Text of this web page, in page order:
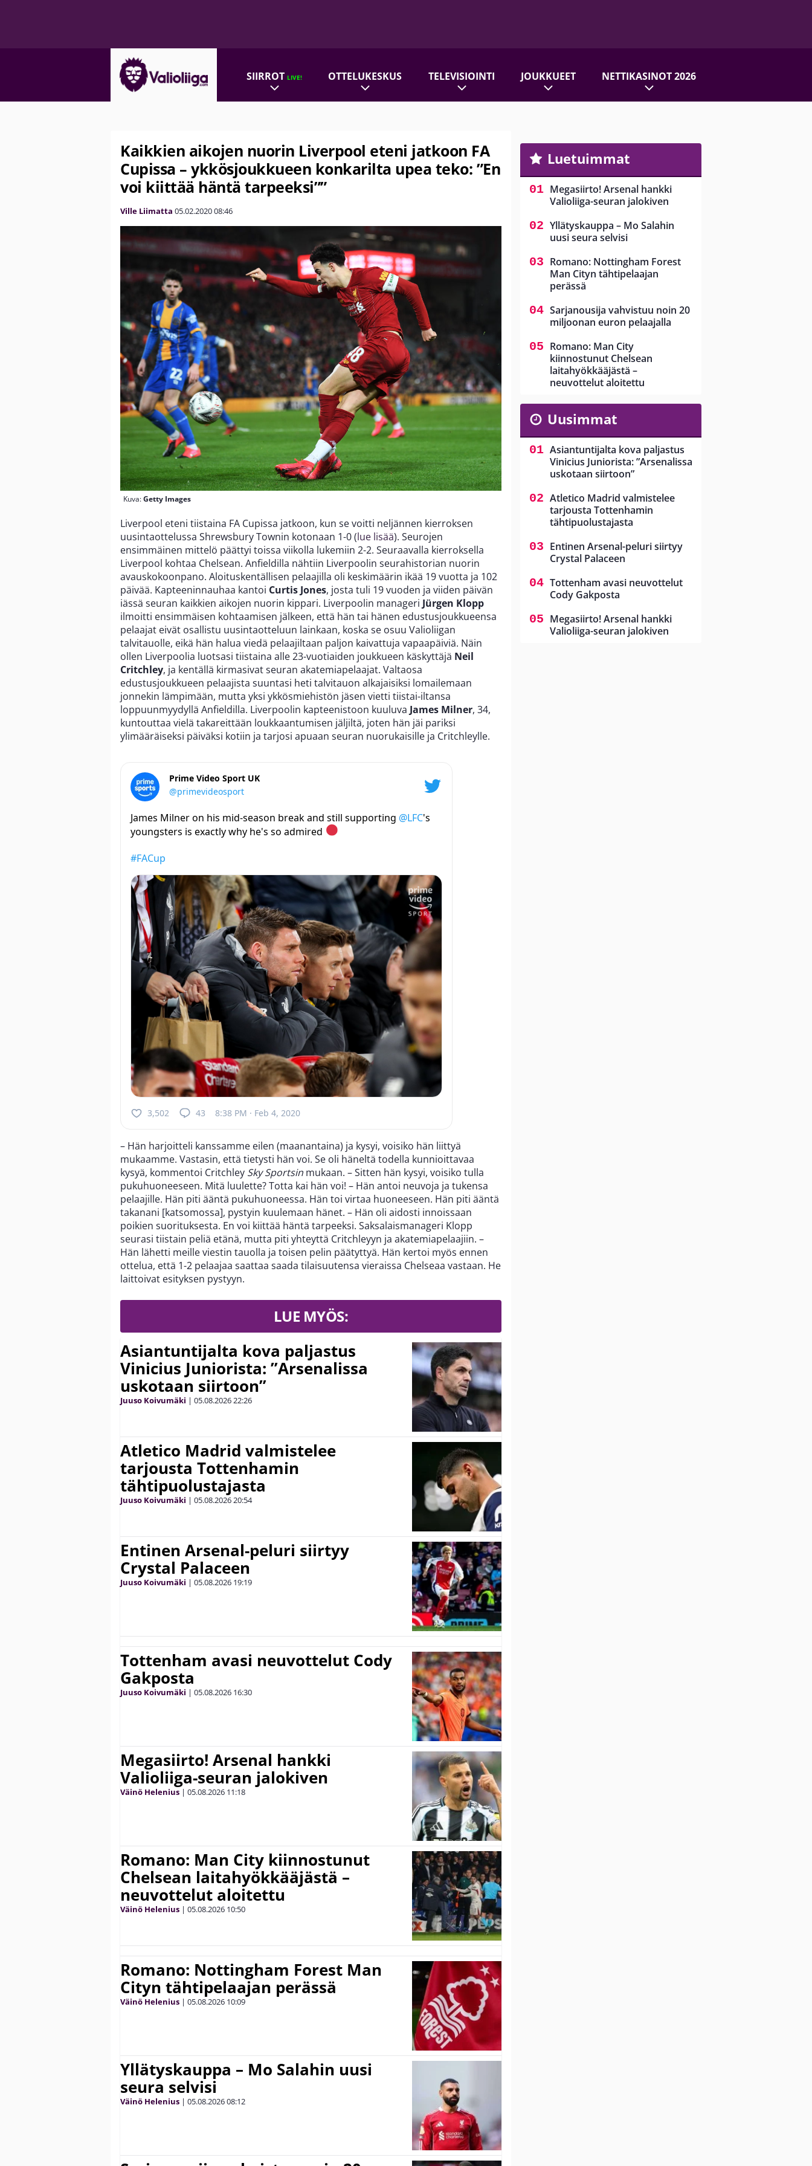
SIIRROTLIVE! OTTELUKESKUS TELEVISIOINTI JOUKKUEET NETTIKASINOT 2026
Kaikkien aikojen nuorin Liverpool eteni jatkoon FA
Cupissa – ykkösjoukkueen konkarilta upea teko: ”En
voi kiittää häntä tarpeeksi””
Ville Liimatta 05.02.202008:46
Kuva:Getty Images
Liverpool eteni tiistaina FA Cupissa jatkoon, kun se voitti neljännen kierroksen
uusintaottelussa Shrewsbury Townin kotonaan 1-0 (lue lisää). Seurojen
ensimmäinen mittelö päättyi toissa viikolla lukemiin 2-2. Seuraavalla kierroksella
Liverpool kohtaa Chelsean. Anfieldilla nähtiin Liverpoolin seurahistorian nuorin
avauskokoonpano. Aloituskentällisen pelaajilla oli keskimäärin ikää 19 vuotta ja 102
päivää. Kapteeninnauhaa kantoi Curtis Jones, josta tuli 19 vuoden ja viiden päivän
iässä seuran kaikkien aikojen nuorin kippari. Liverpoolin manageri Jürgen Klopp
ilmoitti ensimmäisen kohtaamisen jälkeen, että hän tai hänen edustusjoukkueensa
pelaajat eivät osallistu uusintaotteluun lainkaan, koska se osuu Valioliigan
talvitauolle, eikä hän halua viedä pelaajiltaan paljon kaivattuja vapaapäiviä. Näin
ollen Liverpoolia luotsasi tiistaina alle 23-vuotiaiden joukkueen käskyttäjä Neil
Critchley, ja kentällä kirmasivat seuran akatemiapelaajat. Valtaosa
edustusjoukkueen pelaajista suuntasi heti talvitauon alkajaisiksi lomailemaan
jonnekin lämpimään, mutta yksi ykkösmiehistön jäsen vietti tiistai-iltansa
loppuunmyydyllä Anfieldilla. Liverpoolin kapteenistoon kuuluva James Milner, 34,
kuntouttaa vielä takareittään loukkaantumisen jäljiltä, joten hän jäi pariksi
ylimääräiseksi päiväksi kotiin ja tarjosi apuaan seuran nuorukaisille ja Critchleylle.
Prime Video Sport UK
@primevideosport
James Milner on his mid-season break and still supporting @LFC's
youngsters is exactly why he's so admired
#FACup
3,502 43 8:38 PM · Feb 4, 2020
– Hän harjoitteli kanssamme eilen (maanantaina) ja kysyi, voisiko hän liittyä
mukaamme. Vastasin, että tietysti hän voi. Se oli häneltä todella kunnioittavaa
kysyä, kommentoi Critchley Sky Sportsin mukaan. – Sitten hän kysyi, voisiko tulla
pukuhuoneeseen. Mitä luulette? Totta kai hän voi! – Hän antoi neuvoja ja tukensa
pelaajille. Hän piti ääntä pukuhuoneessa. Hän toi virtaa huoneeseen. Hän piti ääntä
takanani [katsomossa], pystyin kuulemaan hänet. – Hän oli aidosti innoissaan
poikien suorituksesta. En voi kiittää häntä tarpeeksi. Saksalaismanageri Klopp
seurasi tiistain peliä etänä, mutta piti yhteyttä Critchleyyn ja akatemiapelaajiin. –
Hän lähetti meille viestin tauolla ja toisen pelin päätyttyä. Hän kertoi myös ennen
ottelua, että 1-2 pelaajaa saattaa saada tilaisuutensa vieraissa Chelseaa vastaan. He
laittoivat esityksen pystyyn.
LUE MYÖS:
Asiantuntijalta kova paljastus
Vinicius Juniorista: ”Arsenalissa
uskotaan siirtoon”
Juuso Koivumäki | 05.08.202622:26
Atletico Madrid valmistelee
tarjousta Tottenhamin
tähtipuolustajasta
Juuso Koivumäki | 05.08.202620:54
Entinen Arsenal-peluri siirtyy
Crystal Palaceen
Juuso Koivumäki | 05.08.2026 19:19
Tottenham avasi neuvottelut Cody
Gakposta
Juuso Koivumäki | 05.08.2026 16:30
Megasiirto! Arsenal hankki
Valioliiga-seuran jalokiven
Väinö Helenius | 05.08.2026 11:18
Romano: Man City kiinnostunut
Chelsean laitahyökkääjästä –
neuvottelut aloitettu
Väinö Helenius | 05.08.2026 10:50
Romano: Nottingham Forest Man
Cityn tähtipelaajan perässä
Väinö Helenius | 05.08.2026 10:09
Yllätyskauppa – Mo Salahin uusi
seura selvisi
Väinö Helenius | 05.08.202608:12
Luetuimmat
Megasiirto! Arsenal hankki
Valioliiga-seuran jalokiven
Yllätyskauppa – Mo Salahin
uusi seura selvisi
Romano: Nottingham Forest
Man Cityn tähtipelaajan
perässä
Sarjanousija vahvistuu noin 20
miljoonan euron pelaajalla
Romano: Man City
kiinnostunut Chelsean
laitahyökkääjästä –
neuvottelut aloitettu
Uusimmat
Asiantuntijalta kova paljastus
Vinicius Juniorista: ”Arsenalissa
uskotaan siirtoon”
Atletico Madrid valmistelee
tarjousta Tottenhamin
tähtipuolustajasta
Entinen Arsenal-peluri siirtyy
Crystal Palaceen
Tottenham avasi neuvottelut
Cody Gakposta
Megasiirto! Arsenal hankki
Valioliiga-seuran jalokiven